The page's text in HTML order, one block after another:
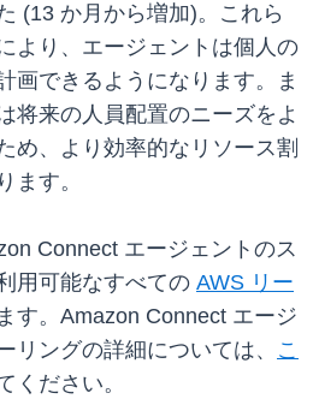
(13 か月から増加)。これら
より、エージェントは個人の
画できるようになります。ま
将来の人員配置のニーズをよ
め、より効率的なリソース割
ます。
Connect エージェントのス
用可能なすべての AWS リー
す。Amazon Connect エージ
リングの詳細については、 こ
ください。